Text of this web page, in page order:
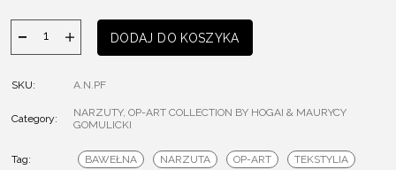
ilość
NARZUTA
ART
DODAJ DO KOSZYKA
SKU: A.N.PF
Category: NARZUTY, OP-ART COLLECTION BY HOGAI & MAURYCY
GOMULICKI
Tag: BAWEŁNA NARZUTA OP-ART TEKSTYLIA